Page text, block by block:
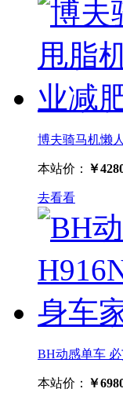
博夫骑马机懒
本站价： ￥
去看看
BH动感单车
本站价： ￥